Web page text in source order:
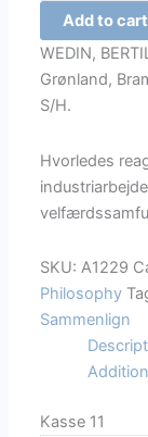
reaktion
på
Grønland
-
A1229
Add to cart
WEDIN,
Grønland,
S/H.
Hvorledes
SKU:A1229
Philosophy
Sammenlign
Kasse 11